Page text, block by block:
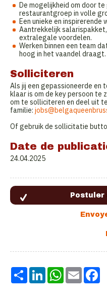
De mogelijkheid om door
restaurantgroep in volle
Een unieke en inspirerende
Aantrekkelijk
extralegale voordelen.
Werken binnen een team
hoog in het vaandel draagt.
Solliciteren
Als jij een gepassioneerde
klaar is om de key persoon te
om te solliciteren en deel uit
familie:
Of gebruik de sollicitatie
Date de
24.04.2025
Share LinkedInWhatsApp
Email